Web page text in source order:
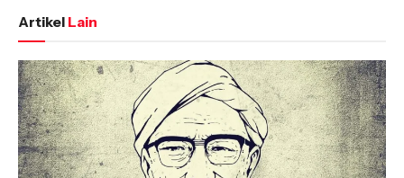
Artikel Lain